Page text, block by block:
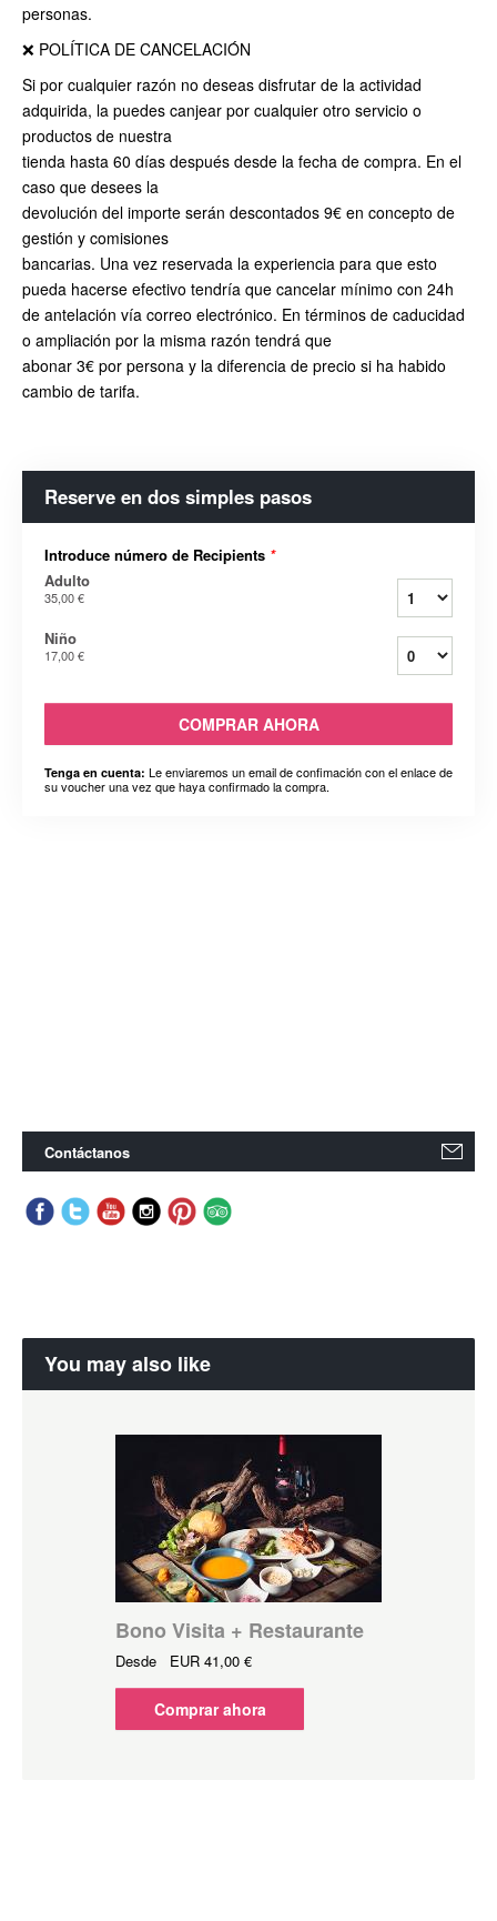
personas.
❌ POLÍTICA DE CANCELACIÓN
Si por cualquier razón no deseas disfrutar de la actividad
adquirida, la puedes canjear por cualquier otro servicio o
productos de nuestra
tienda hasta 60 días después desde la fecha de compra. En el
caso que desees la
devolución del importe serán descontados 9€ en concepto de
gestión y comisiones
bancarias. Una vez reservada la experiencia para que esto
pueda hacerse efectivo tendría que cancelar mínimo con 24h
de antelación vía correo electrónico. En términos de caducidad
o ampliación por la misma razón tendrá que
abonar 3€ por persona y la diferencia de precio si ha habido
cambio de tarifa.
Reserve en dos simples pasos
Introduce número de Recipients *
Adulto
35,00 €
Niño
17,00 €
COMPRAR AHORA
Tenga en cuenta: Le enviaremos un email de confimación con el enlace de
su voucher una vez que haya confirmado la compra.
Contáctanos
You may also like
Bono Visita + Restaurante
Desde EUR 41,00 €
Comprar ahora